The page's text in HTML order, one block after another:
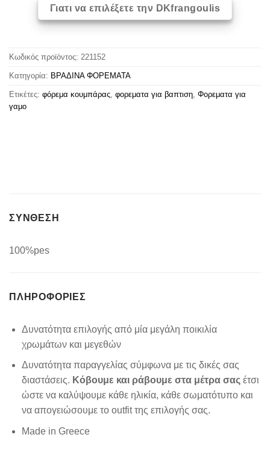
Γιατι να επιλέξετε την DKfrangoulis
Κωδικός προϊόντος: 221152
Κατηγορία: ΒΡΑΔΙΝΑ ΦΟΡΕΜΑΤΑ
Ετικέτες: φόρεμα κουμπάρας φορεματα για βαπτιση Φορεματα για
γαμο
ΣΥΝΘΕΣΗ
100%pes
ΠΛΗΡΟΦΟΡΊΕΣ
Δυνατότητα επιλογής από μία μεγάλη ποικιλία
χρωμάτων και μεγεθών
Δυνατότητα παραγγελίας σύμφωνα με τις δικές σας
διαστάσεις. Κόβουμε και ράβουμε στα μέτρα σας έτσι
ώστε να καλύψουμε κάθε ηλικία, κάθε σωματότυπο και
να απογειώσουμε το outfit της επιλογής σας.
Made in Greece